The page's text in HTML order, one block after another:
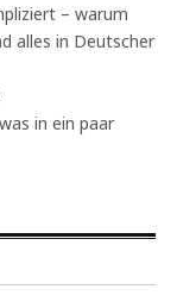
– warum
alles in Deutscher
in ein paar